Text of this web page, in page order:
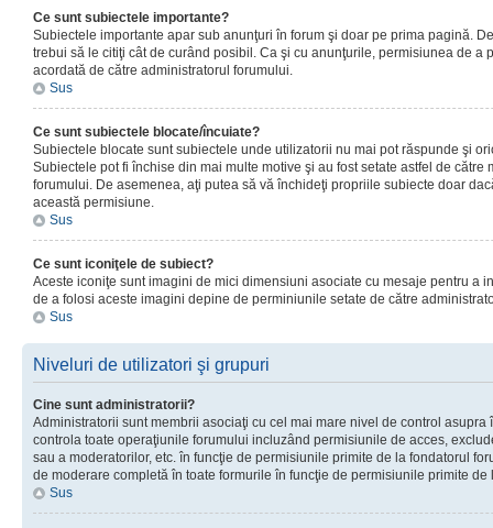
Ce sunt subiectele importante?
Subiectele importante apar sub anunţuri în forum şi doar pe prima pagină.
trebui să le citiţi cât de curând posibil. Ca şi cu anunţurile, permisiunea de a
acordată de către administratorul forumului.
Sus
Ce sunt subiectele blocate/încuiate?
Subiectele blocate sunt subiectele unde utilizatorii nu mai pot răspunde şi
Subiectele pot fi închise din mai multe motive şi au fost setate astfel de către
forumului. De asemenea, aţi putea să vă închideţi propriile subiecte doar
această permisiune.
Sus
Ce sunt iconiţele de subiect?
Aceste iconiţe sunt imagini de mici dimensiuni asociate cu mesaje pentru a
de a folosi aceste imagini depine de perminiunile setate de către
Sus
Niveluri de utilizatori şi grupuri
Cine sunt administratorii?
Administratorii sunt membrii asociaţi cu cel mai mare nivel de control asupra
controla toate operaţiunile forumului incluzând permisiunile de acces,
sau a moderatorilor, etc. în funcţie de permisiunile primite de la fondatorul
de moderare completă în toate formurile în funcţie de permisiunile primite de
Sus